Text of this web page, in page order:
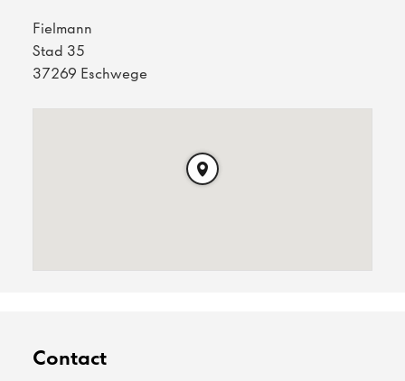
Fielmann
Stad 35
37269 Eschwege
Contact